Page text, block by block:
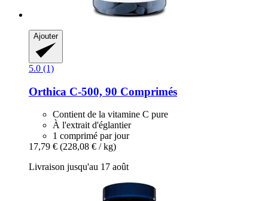
Ajouter
5.0 (1)
Orthica C-​500, 90 Comprimés
Contient de la vitamine C pure
À l'extrait d'églantier
1 comprimé par jour
17,79 € (228,08 € / kg)
Livraison jusqu'au 17 août